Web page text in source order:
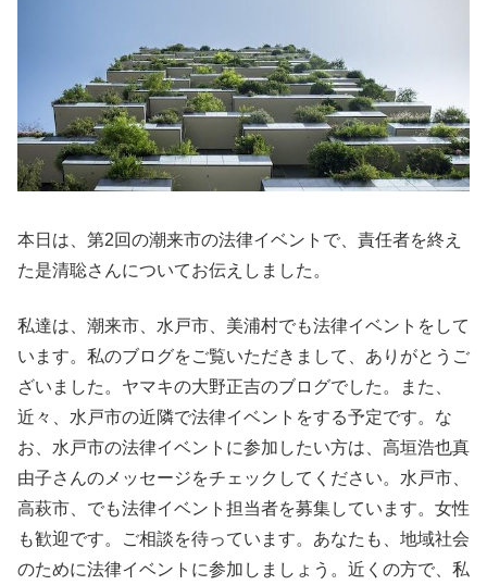
本日は、第2回の潮来市の法律イベントで、責任者を終え
た是清聡さんについてお伝えしました。
私達は、潮来市、水戸市、美浦村でも法律イベントをして
います。私のブログをご覧いただきまして、ありがとうご
ざいました。ヤマキの大野正吉のブログでした。また、
近々、水戸市の近隣で法律イベントをする予定です。な
お、水戸市の法律イベントに参加したい方は、高垣浩也真
由子さんのメッセージをチェックしてください。水戸市、
高萩市、でも法律イベント担当者を募集しています。女性
も歓迎です。ご相談を待っています。あなたも、地域社会
のために法律イベントに参加しましょう。近くの方で、私